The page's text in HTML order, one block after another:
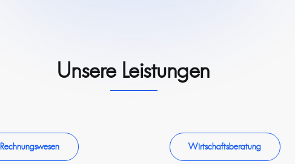
Unsere Leistungen
Rechnungswesen Wirtschaftsberatung